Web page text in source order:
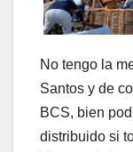
No tengo la
Santos y de
BCS, bien
distribuido si